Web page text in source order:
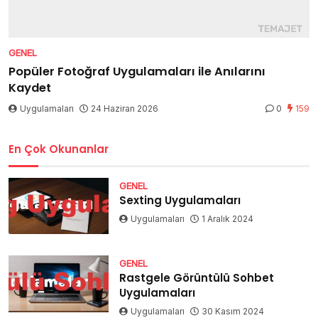
GENEL
Popüler Fotoğraf Uygulamaları ile Anılarını
Kaydet
Uygulamaları 24 Haziran 2026 0 159
En Çok Okunanlar
GENEL
Sexting Uygulamaları
Uygulamaları 1 Aralık 2024
GENEL
Rastgele Görüntülü Sohbet
Uygulamaları
Uygulamaları 30 Kasım 2024